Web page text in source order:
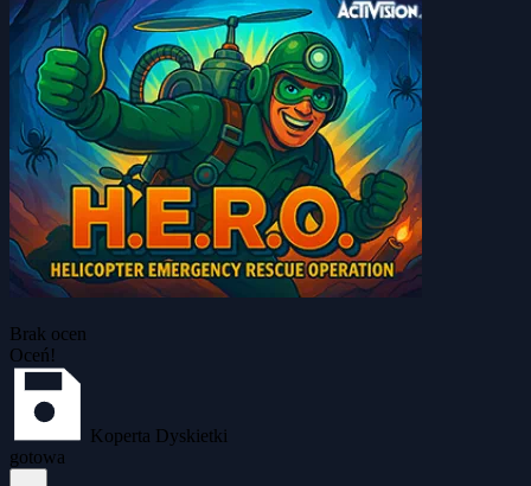
Brak ocen
Oceń!
Koperta Dyskietki
gotowa